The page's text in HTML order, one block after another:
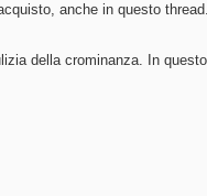
anche in questo
della crominanza. In